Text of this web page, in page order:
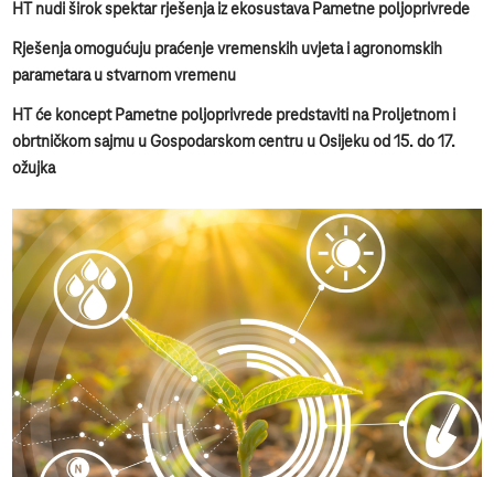
HT nudi širok spektar rješenja iz ekosustava Pametne poljoprivrede
Rješenja omogućuju praćenje vremenskih uvjeta i agronomskih
parametara u stvarnom vremenu
HT će koncept Pametne poljoprivrede predstaviti na Proljetnom i
obrtničkom sajmu u Gospodarskom centru u Osijeku od 15. do 17.
ožujka